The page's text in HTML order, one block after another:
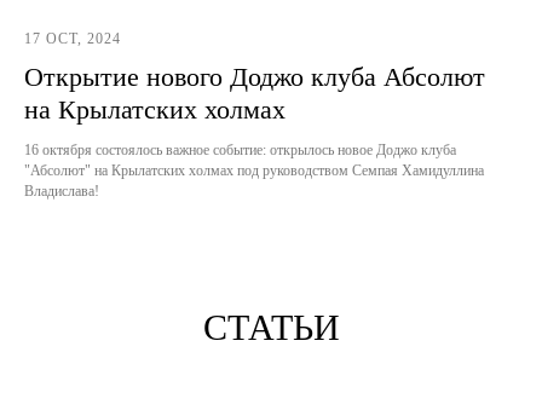
17 OCT, 2024
Открытие нового Доджо клуба Абсолют
на Крылатских холмах
16 октября состоялось важное событие: открылось новое Доджо клуба
"Абсолют" на Крылатских холмах под руководством Семпая Хамидуллина
Владислава!
СТАТЬИ